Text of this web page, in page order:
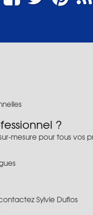
?
mesure pour tous vos
Sylvie Duflos